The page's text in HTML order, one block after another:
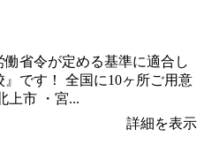
省令が定める基準に適合し
です！ 全国に10ヶ所ご用意
上市 ・宮...
詳細を表示